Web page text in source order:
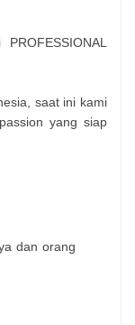
saat ini kami
yang siap
dan orang